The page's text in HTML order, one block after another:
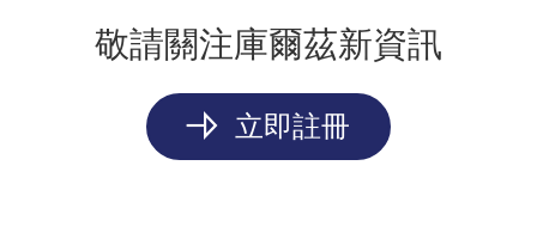
敬請關注庫爾茲新資訊
立即註冊